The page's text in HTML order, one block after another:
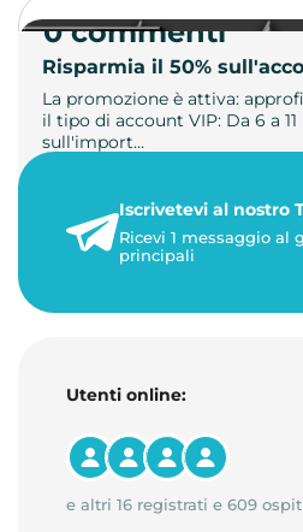
Risparmia il 50%
La promozione è attiva:
il tipo di account VIP: Da 6 a
sull'import…
1 minuto di lettura
0 commenti
Iscrivetevi al nostro
Ricevi 1 messaggio al
principali
Utenti online:
e altri 16 registrati e 609